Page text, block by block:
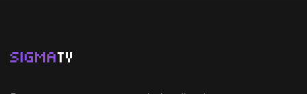
SIGMATV